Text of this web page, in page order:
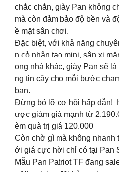
chắc chắn, giày Pan không
mà còn đảm bảo độ bền và
ề mặt sân chơi.
Đặc biệt, với khả năng
n cỏ nhân tạo mini, sân xi
ong nhà khác, giày Pan sẽ
ng tin cậy cho mỗi bước
bạn.
Đừng bỏ lỡ cơ hội hấp dẫn!
ược giảm giá mạnh từ
èm quà trị giá 120.000
Còn chờ gì mà không nhanh
ới giá cực hời chỉ có tại Pan
Mẫu Pan Patriot TF đang